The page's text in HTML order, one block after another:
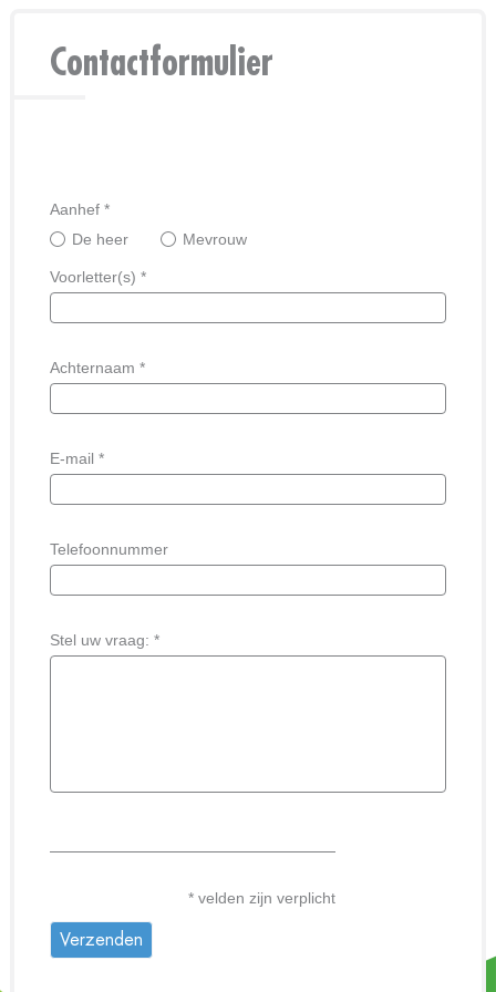
Contactformulier
Aanhef *
De heer
Mevrouw
Voorletter(s) *
Achternaam *
E-mail *
Telefoonnummer
Stel uw vraag: *
* velden zijn verplicht
Verzenden